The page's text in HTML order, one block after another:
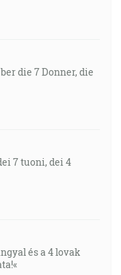
die 7 Donner, die
7 tuoni, dei 4
és a 4 lovak